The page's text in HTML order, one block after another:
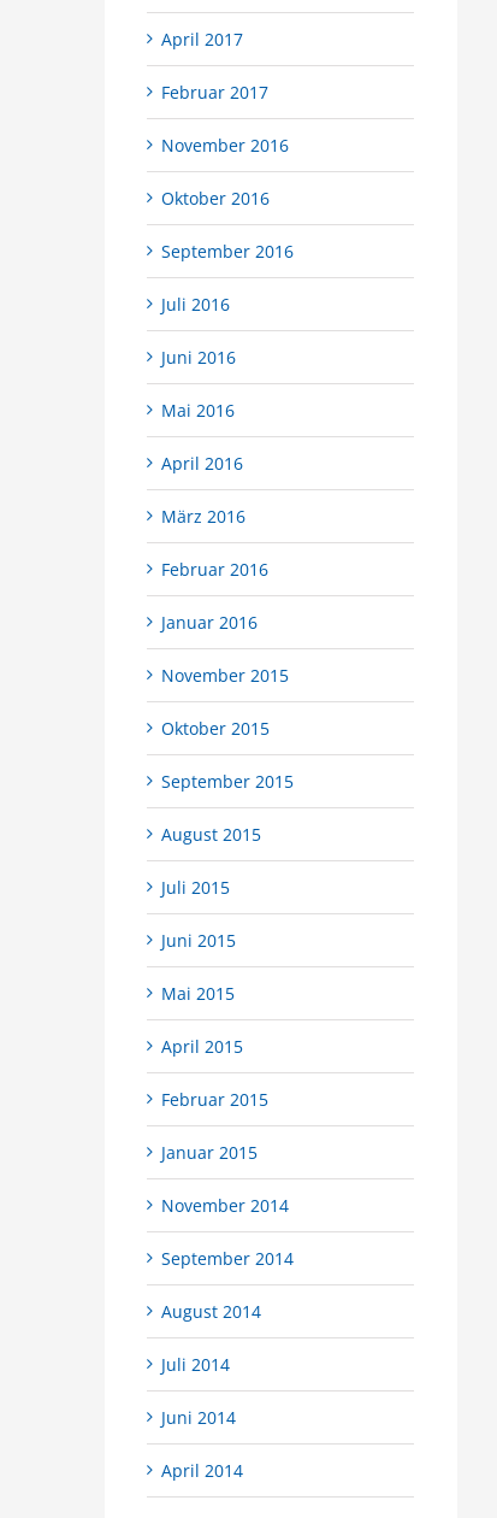
April 2017
Februar 2017
November 2016
Oktober 2016
September 2016
Juli 2016
Juni 2016
Mai 2016
April 2016
März 2016
Februar 2016
Januar 2016
November 2015
Oktober 2015
September 2015
August 2015
Juli 2015
Juni 2015
Mai 2015
April 2015
Februar 2015
Januar 2015
November 2014
September 2014
August 2014
Juli 2014
Juni 2014
April 2014